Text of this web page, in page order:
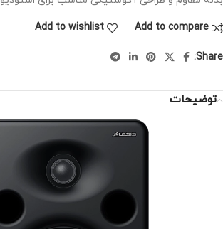
Add to compare
Add to wishlist
Share:
توضیحات